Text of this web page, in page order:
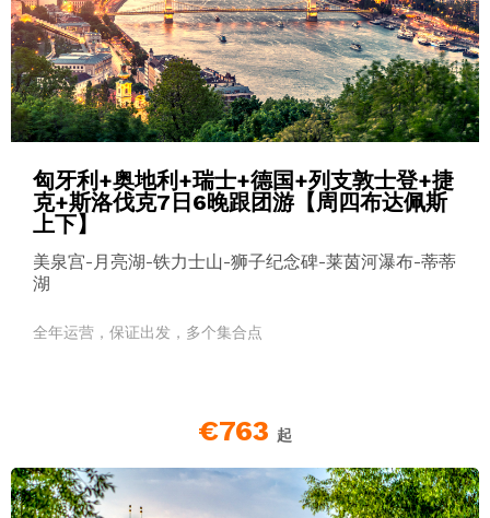
匈牙利+奥地利+瑞士+德国+列支敦士登+捷
克+斯洛伐克7日6晚跟团游【周四布达佩斯
上下】
美泉宫-月亮湖-铁力士山-狮子纪念碑-莱茵河瀑布-蒂蒂
湖
全年运营，保证出发，多个集合点
€763 起